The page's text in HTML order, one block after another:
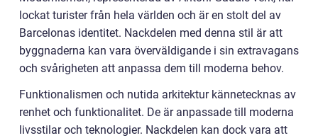
lockat turister från hela världen och är en stolt del av
Barcelonas identitet. Nackdelen med denna stil är att
byggnaderna kan vara överväldigande i sin extravagans
och svårigheten att anpassa dem till moderna behov.
Funktionalismen och nutida arkitektur kännetecknas av
renhet och funktionalitet. De är anpassade till moderna
livsstilar och teknologier. Nackdelen kan dock vara att